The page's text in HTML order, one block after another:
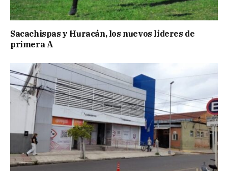
Sacachispas y Huracán, los nuevos líderes de
primera A